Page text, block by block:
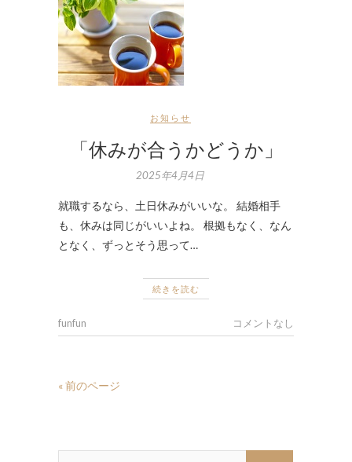
お知らせ
「休みが合うかどうか」
2025年4月4日
就職するなら、土日休みがいいな。 結婚相手
も、休みは同じがいいよね。 根拠もなく、なん
となく、ずっとそう思って…
続きを読む
funfun コメントなし
« 前のページ